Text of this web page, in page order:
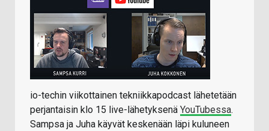
io-techin viikottainen tekniikkapodcast lähetetään
perjantaisin klo 15 live-lähetyksenä YouTubessa.
Sampsa ja Juha käyvät keskenään läpi kuluneen